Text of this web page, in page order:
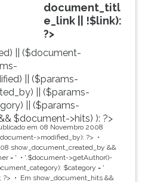
document_titl
e_link || !$link):
?>
|| ($document-
|| ($params-
|| ($params-
|| ($params-
$document->hits) ): ?>
em 08 Novembro 2008
>modified_by): ?>
show_document_created_by &&
= '
'.$document->getAuthor()-
$category = '
?> Em show_document_hits &&